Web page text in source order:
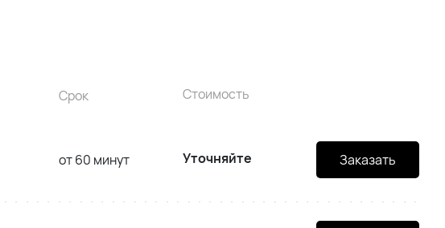
Срок Стоимость
от 60 минут Уточняйте Заказать